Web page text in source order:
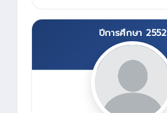
ปีการศึกษา 2552